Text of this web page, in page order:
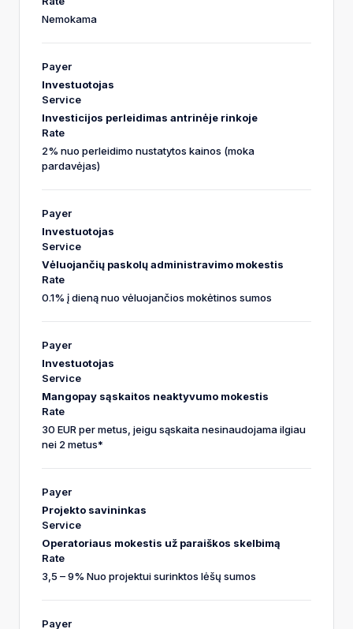
Nemokama
Investuotojas
Investicijos perleidimas antrinėje rinkoje
2% nuo perleidimo nustatytos kainos (moka
pardavėjas)
Investuotojas
Vėluojančių paskolų administravimo mokestis
0.1% į dieną nuo vėluojančios mokėtinos sumos
Investuotojas
Mangopay sąskaitos neaktyvumo mokestis
30 EUR per metus, jeigu sąskaita nesinaudojama ilgiau
nei 2 metus*
Projekto savininkas
Operatoriaus mokestis už paraiškos skelbimą
3,5 – 9% Nuo projektui surinktos lėšų sumos